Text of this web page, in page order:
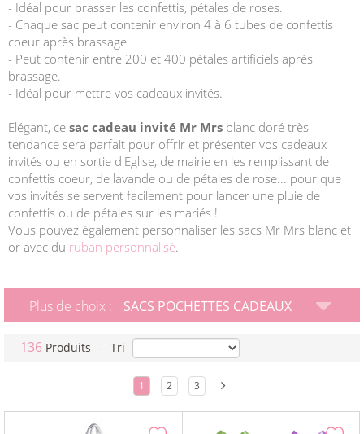
- Idéal pour brasser les confettis, pétales de roses.
- Chaque sac peut contenir environ 4 à 6 tubes de confettis
coeur après brassage.
- Peut contenir entre 200 et 400 pétales artificiels après
brassage.
- Idéal pour mettre vos cadeaux invités.
Elégant, ce sac cadeau invité Mr Mrs blanc doré très
tendance sera parfait pour offrir et présenter vos cadeaux
invités ou en sortie d'Eglise, de mairie en les remplissant de
confettis coeur, de lavande ou de pétales de rose... pour que
vos invités se servent facilement pour lancer une pluie de
confettis ou de pétales sur les mariés !
Vous pouvez également personnaliser les sacs Mr Mrs blanc et
or avec du ruban personnalisé.
Plus de choix : SACS POCHETTES CADEAUX
136 Produits - Tri
1 2 3